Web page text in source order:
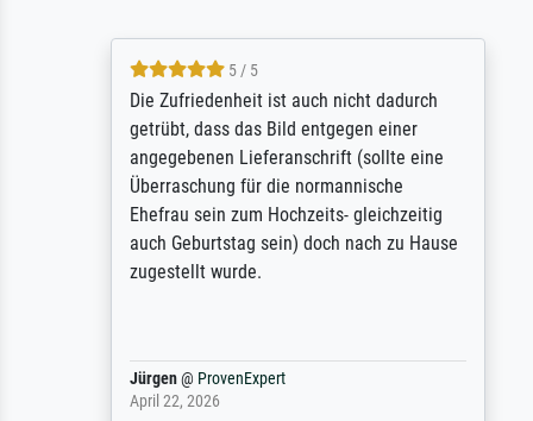
5 / 5
Die Zufriedenheit ist auch nicht dadurch
getrübt, dass das Bild entgegen einer
angegebenen Lieferanschrift (sollte eine
Überraschung für die normannische
Ehefrau sein zum Hochzeits- gleichzeitig
auch Geburtstag sein) doch nach zu Hause
zugestellt wurde.
Jürgen@ProvenExpert
April 22, 2026